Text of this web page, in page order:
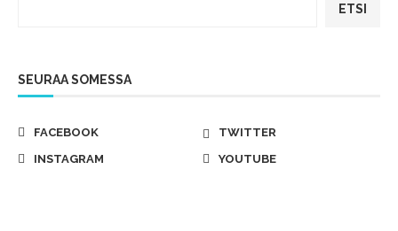
ETSI
SEURAA SOMESSA
FACEBOOK
TWITTER
INSTAGRAM
YOUTUBE